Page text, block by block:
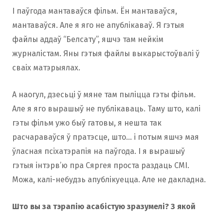
І паўгода мантаваўся фільм. Ён мантаваўся,
мантаваўся. Але я яго не апублікаваў. Я гэтыя
файлы аддаў “Белсату”, яшчэ там нейкім
журналістам. Яны гэтыя файлы выкарыстоўвалі ў
сваіх матэрыялах.
А наогул, дзесьці ў мяне там пыліцца гэты фільм.
Але я яго вырашыў не публікаваць. Таму што, калі
гэты фільм ужо быў гатовы, я нешта так
расчараваўся ў пратэсце, што… і потым яшчэ мая
ўласная псіхатэрапія на паўгода. І я вырашыў
гэтыя інтэрв’ю пра Сяргея проста раздаць СМІ.
Можа, калі-небудзь апублікуецца. Але не дакладна.
Што вы за тэрапію асабістую зразумелі? З якой